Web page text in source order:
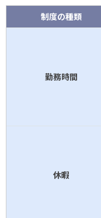
制度の種類
勤務時間
休暇